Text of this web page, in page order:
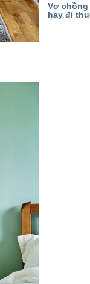
Vợ chồng
hay đi